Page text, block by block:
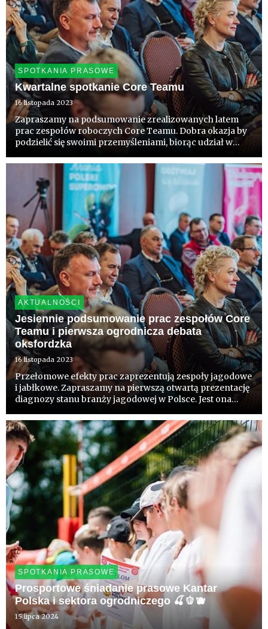
SPOTKANIA PRASOWE
Kwartalne spotkanie Core Teamu
16 listopada 2023
Zapraszamy na podsumowanie zrealizowanych latem
prac zespołów roboczych Core Teamu. Dobra okazja by
podzielić się swoimi przemyśleniami, biorąc udział w
obszarach. Poznamy pierwsze dane i wnioski z badań
struktury odmi...
AKTUALNOŚCI
Jesiennie podsumowanie prac zespołów Core
Teamu i pierwsza ogrodnicza debata
oksfordzka
16 listopada 2023
Przełomowe efekty prac zaprezentują zespoły jagodowe
i jabłkowe. Zapraszamy na pierwszą otwartą prezentację
diagnozy stanu branży jagodowej w Polsce. Jest ona
Współpraca sadowników przy szacowaniu wielkości
zbiorów jabł...
SPOTKANIA PRASOWE
Prosportowe śniadanie prasowe Kantar
Polska i sektora ogrodniczego 🍒🫑🫐
15 lipca 2024